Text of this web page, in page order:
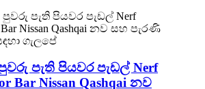
පැති පියවර පැඩල් Nerf
Bar Nissan Qashqai නව